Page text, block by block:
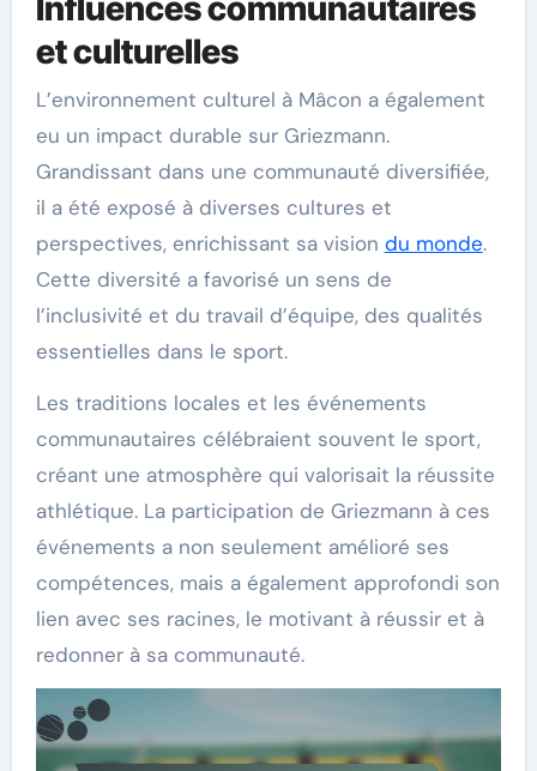
Influences communautaires
et culturelles
L’environnement culturel à Mâcon a également
eu un impact durable sur Griezmann.
Grandissant dans une communauté diversifiée,
il a été exposé à diverses cultures et
perspectives, enrichissant sa vision du monde.
Cette diversité a favorisé un sens de
l’inclusivité et du travail d’équipe, des qualités
essentielles dans le sport.
Les traditions locales et les événements
communautaires célébraient souvent le sport,
créant une atmosphère qui valorisait la réussite
athlétique. La participation de Griezmann à ces
événements a non seulement amélioré ses
compétences, mais a également approfondi son
lien avec ses racines, le motivant à réussir et à
redonner à sa communauté.